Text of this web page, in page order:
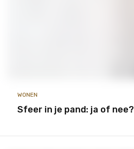
WONEN
Sfeer in je pand: ja of nee?